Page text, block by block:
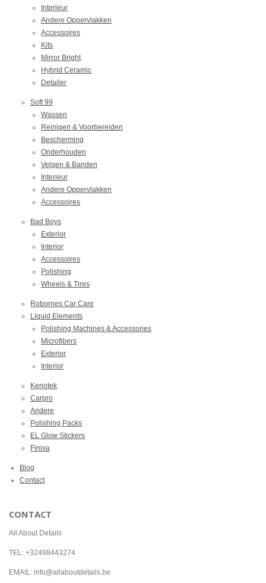
Interieur
Andere Oppervlakken
Accessoires
Kits
Mirror Bright
Hybrid Ceramic
Detailer
Soft 99
Wassen
Reinigen & Voorbereiden
Bescherming
Onderhouden
Velgen & Banden
Interieur
Andere Oppervlakken
Accessoires
Bad Boys
Exterior
Interior
Accessoires
Polishing
Wheels & Tires
Robornes Car Care
Liquid Elements
Polishing Machines & Accessories
Microfibers
Exterior
Interior
Kenotek
Carpro
Andere
Polishing Packs
EL Glow Stickers
Finixa
Blog
Contact
CONTACT
All About Details
TEL: +32498443274
EMAIL: info@allaboutdetails.be